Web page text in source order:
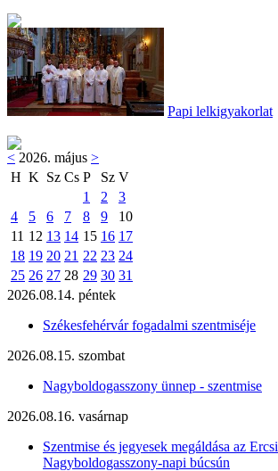
Papi lelkigyakorlat
< 2026. május >
H K Sz Cs P Sz V
1
2
3
4
5 6 7 8 9
10
11 12 13 14 15 16 17
18 19 20 21 22 23 24
25 26 27 28 29 30 31
2026.08.14. péntek
Székesfehérvár fogadalmi szentmiséje
2026.08.15. szombat
Nagyboldogasszony ünnep - szentmise
2026.08.16. vasárnap
Szentmise és jegyesek megáldása az Ercsi
Nagyboldogasszony-napi búcsún